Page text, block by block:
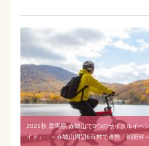
2021秋 群馬県 赤城山で3つのサイクルイベ
イド」 ～赤城山周辺6市村で連携 初開催～